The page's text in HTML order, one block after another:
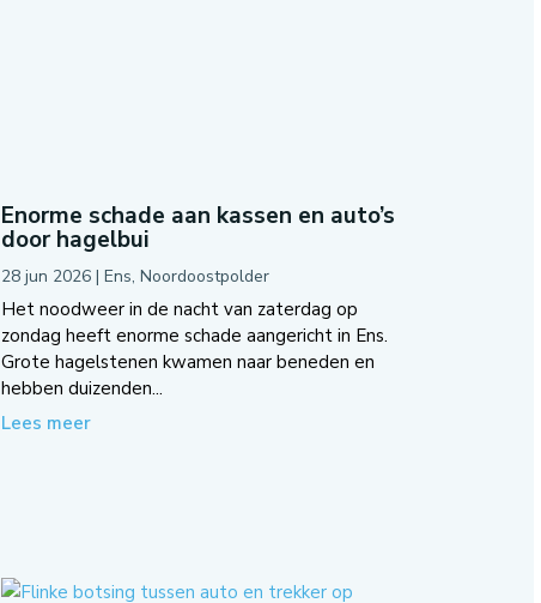
Enorme schade aan kassen en auto’s
door hagelbui
28 jun 2026| Ens, Noordoostpolder
Het noodweer in de nacht van zaterdag op
zondag heeft enorme schade aangericht in Ens.
Grote hagelstenen kwamen naar beneden en
hebben duizenden...
Lees meer